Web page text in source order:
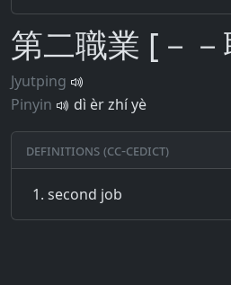
第二職業 [－
Jyutping
Pinyin
dì èr zhí yè
Definitions (CC-CEDICT)
second job